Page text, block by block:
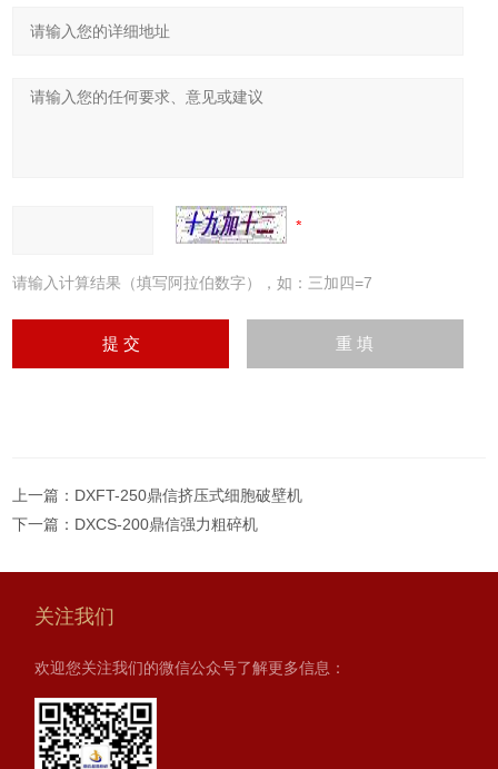
请输入计算结果（填写阿拉伯数字），如：三加四=7
上一篇： DXFT-250鼎信挤压式细胞破壁机
下一篇： DXCS-200鼎信强力粗碎机
关注我们
欢迎您关注我们的微信公众号了解更多信息：